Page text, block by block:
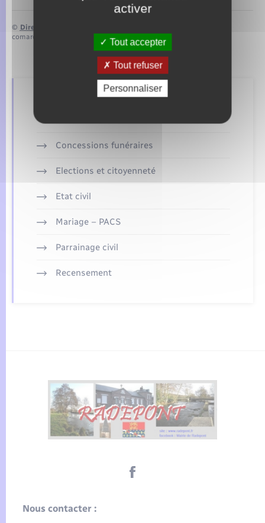
© Direction de l’information légale et administrative
comarquage developpé parbaseo.io
Concessions funéraires
Elections et citoyenneté
Etat civil
Mariage – PACS
Parrainage civil
Recensement
Nous contacter :
activer
Tout accepter
Tout refuser
Personnaliser